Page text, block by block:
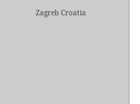
Zagreb Croatia